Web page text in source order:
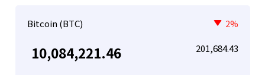
Bitcoin (BTC) 2%
10,084,221.46 201,684.43